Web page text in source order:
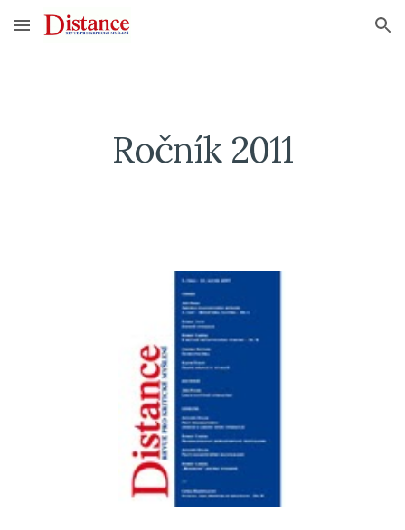
Skip to main content Skip to navigation
Ročník 2011